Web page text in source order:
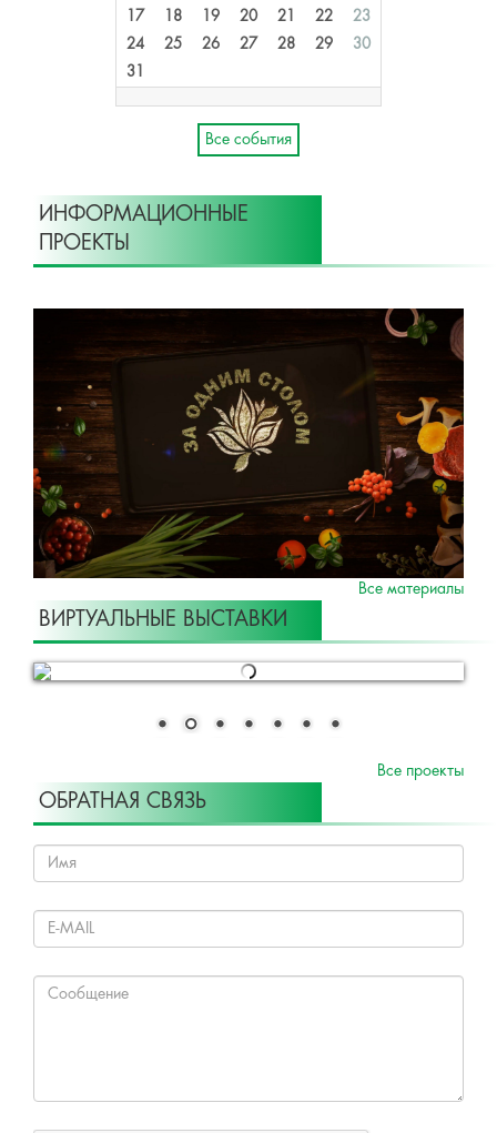
17 18 19 20 21 22
23
24
25 26 27 28 29
30
31
Все события
ИНФОРМАЦИОННЫЕ
ПРОЕКТЫ
Все материалы
ВИРТУАЛЬНЫЕ ВЫСТАВКИ